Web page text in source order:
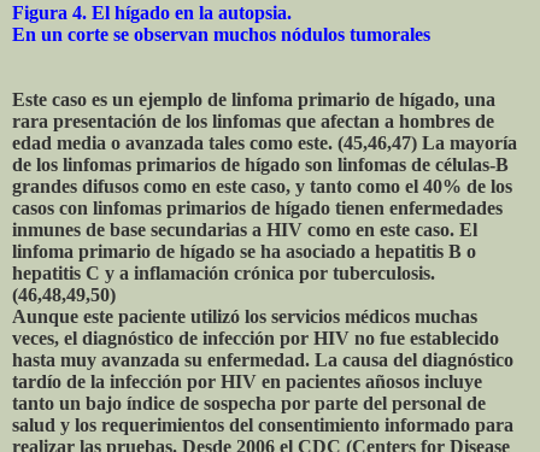
Figura 4. El hígado en la autopsia.
En un corte se observan muchos nódulos tumorales
Este caso es un ejemplo de linfoma primario de hígado, una
rara presentación de los linfomas que afectan a hombres de
edad media o avanzada tales como este. (45,46,47) La mayoría
de los linfomas primarios de hígado son linfomas de células-B
grandes difusos como en este caso, y tanto como el 40% de los
casos con linfomas primarios de hígado tienen enfermedades
inmunes de base secundarias a HIV como en este caso. El
linfoma primario de hígado se ha asociado a hepatitis B o
hepatitis C y a inflamación crónica por tuberculosis.
(46,48,49,50)
Aunque este paciente utilizó los servicios médicos muchas
veces, el diagnóstico de infección por HIV no fue establecido
hasta muy avanzada su enfermedad. La causa del diagnóstico
tardío de la infección por HIV en pacientes añosos incluye
tanto un bajo índice de sospecha por parte del personal de
salud y los requerimientos del consentimiento informado para
realizar las pruebas. Desde 2006 el CDC (Centers for Disease